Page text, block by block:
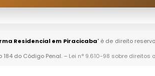
Residencial em Piracicaba" é de direito
do Código Penal. – Lei n° 9.610-98 sobre direitos